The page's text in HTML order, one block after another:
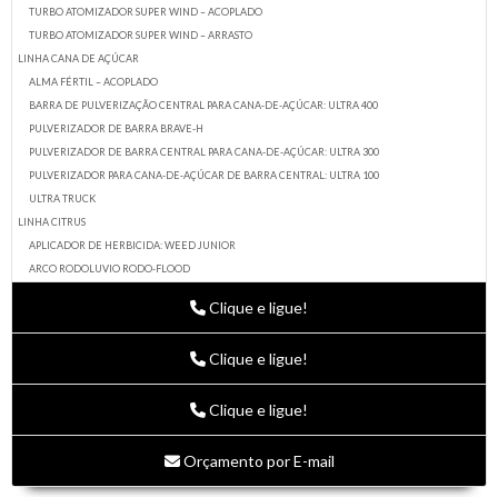
TURBO ATOMIZADOR SUPER WIND – ACOPLADO
TURBO ATOMIZADOR SUPER WIND – ARRASTO
LINHA CANA DE AÇÚCAR
ALMA FÉRTIL – ACOPLADO
BARRA DE PULVERIZAÇÃO CENTRAL PARA CANA-DE-AÇÚCAR: ULTRA 400
PULVERIZADOR DE BARRA BRAVE-H
PULVERIZADOR DE BARRA CENTRAL PARA CANA-DE-AÇÚCAR: ULTRA 300
PULVERIZADOR PARA CANA-DE-AÇÚCAR DE BARRA CENTRAL: ULTRA 100
ULTRA TRUCK
LINHA CITRUS
APLICADOR DE HERBICIDA: WEED JUNIOR
ARCO RODOLUVIO RODO-FLOOD
BARRA DE APLICAÇÃO DE HERBICIDA: TOP DUPLA
KIT DE PULVERIZAÇÃO: SMART – JUNIOR
PULVERIZADOR DE POMAR: SMART DUPLO
PULVERIZADOR PLANTAS NOVAS SMART DUPLO
Clique e ligue!
Clique e ligue!
Clique e ligue!
Orçamento por E-mail